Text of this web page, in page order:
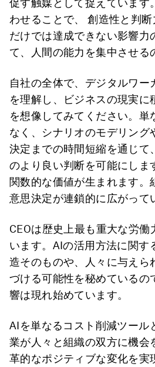
促す触媒として捉えています
わせることで、 創造性と判
だけでは達成できない影響力
て、人間の能力を集中させる
自社の全体で、デジタルワー
を理解し、ビジネスの現実に
を想像してみてください。単
なく、シナリオのモデリング
決定までの時間短縮を通じて
のより良い判断を可能にしま
関数的な価値が生まれます。
意思決定が連鎖的に広がって
CEOは歴史上最も重大な労働
います。AIの活用方法に関す
造そのものや、人々に与えら
づける可能性を秘めているの
響は現れ始めています。
AIを単なるコスト削減ツール
業が人々と組織の双方に機会
革的なポジティブな変化を実